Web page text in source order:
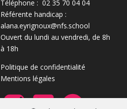
Téléphone : 02 35 70 04 04
Référente handicap :
alana.eyrignoux@nfs.school
Ouvert du lundi au vendredi, de 8h
à 18h
Politique de confidentialité
Mentions légales